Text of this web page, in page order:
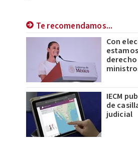
Te recomendamos...
Con
IECM
de
judicial